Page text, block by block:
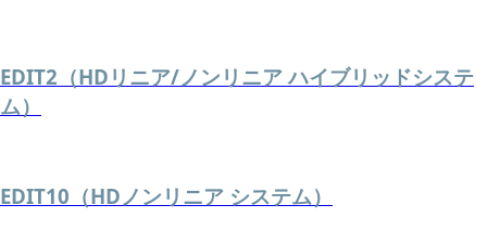
EDIT2（HDリニア/ノンリニア ハイブリッドシステ
ム）
EDIT10（HDノンリニア システム）